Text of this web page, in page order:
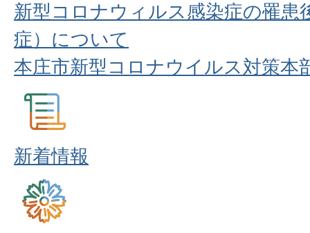
新型コロナウィルス感染症の罹患
症）について
本庄市新型コロナウイルス対策本
新着情報